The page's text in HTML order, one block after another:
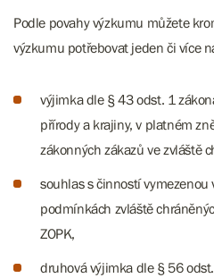
Podle povahy výzkumu můžete
výzkumu potřebovat jeden či více
výjimka dle § 43 odst. 1
přírody a krajiny, v platném
zákonných zákazů ve zvláště
souhlas s činností vymezenou
podmínkách zvláště
ZOPK,
druhová výjimka dle § 56